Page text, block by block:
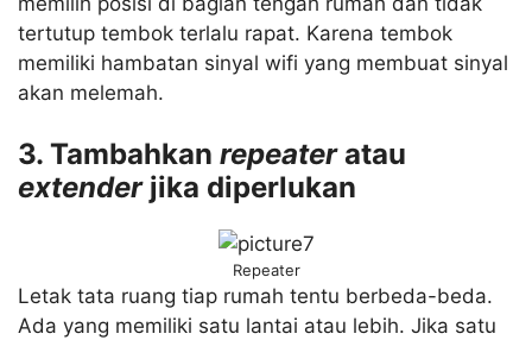
tertutup tembok terlalu rapat. Karena tembok
memiliki hambatan sinyal wifi yang membuat sinyal
akan melemah.
3. Tambahkan repeateratau
extender jika diperlukan
Repeater
Letak tata ruang tiap rumah tentu berbeda-beda.
Ada yang memiliki satu lantai atau lebih. Jika satu